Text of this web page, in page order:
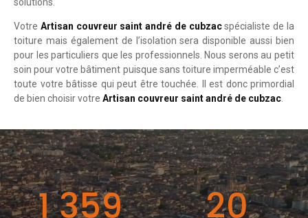
Votre Artisan couvreur saint andré de cubzacspécialiste de la
toiture mais également de l’isolation sera disponible aussi bien
pour les particuliers que les professionnels. Nous serons au petit
soin pour votre bâtiment puisque sans toiture imperméable c’est
toute votre bâtisse qui peut être touchée. Il est donc primordial
de bien choisir votre Artisan couvreur saint andré de cubzac
1 359 20